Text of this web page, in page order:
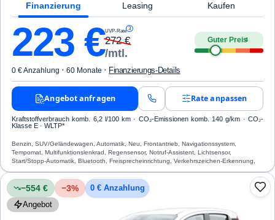
Finanzierung Leasing Kaufen
223 €UVP-Rate 3
272€
/mtl.
Guter Preis4
0 € Anzahlung · 60 Monate · Finanzierungs-Details
Angebot anfragen Rate anpassen
Kraftstoffverbrauch komb. 6,2 l/100 km · CO₂-Emissionen komb. 140 g/km · CO₂-
Klasse E · WLTP*
Benzin, SUV/Geländewagen, Automatik, Neu, Frontantrieb, Navigationssystem,
Tempomat, Multifunktionslenkrad, Regensensor, Notruf-Assistent, Lichtsensor,
Start/Stopp-Automatik, Bluetooth, Freisprecheinrichtung, Verkehrszeichen-Erkennung,
−554 € −3%
0 € Anzahlung
Angebot